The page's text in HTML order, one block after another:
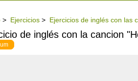
> Ejercicios > Ejercicios de inglés con las
de inglés con la cancion